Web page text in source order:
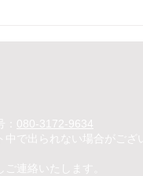
園イベントで
080-3172-9634
中で出られない場合がござい
ご連絡いたします。